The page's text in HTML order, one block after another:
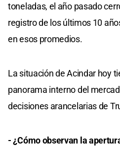
toneladas, el año pasado
registro de los últimos 10
en esos promedios.
La situación de Acindar hoy
panorama interno del
decisiones arancelarias de
- ¿Cómo observan la